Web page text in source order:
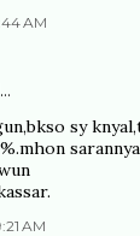
AM
sy
sarannya
AM